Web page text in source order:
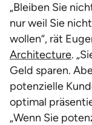
„Bleiben Sie
nur weil Sie
wollen“, rät
Architecture.
Geld sparen.
potenzielle
optimal
„Wenn Sie